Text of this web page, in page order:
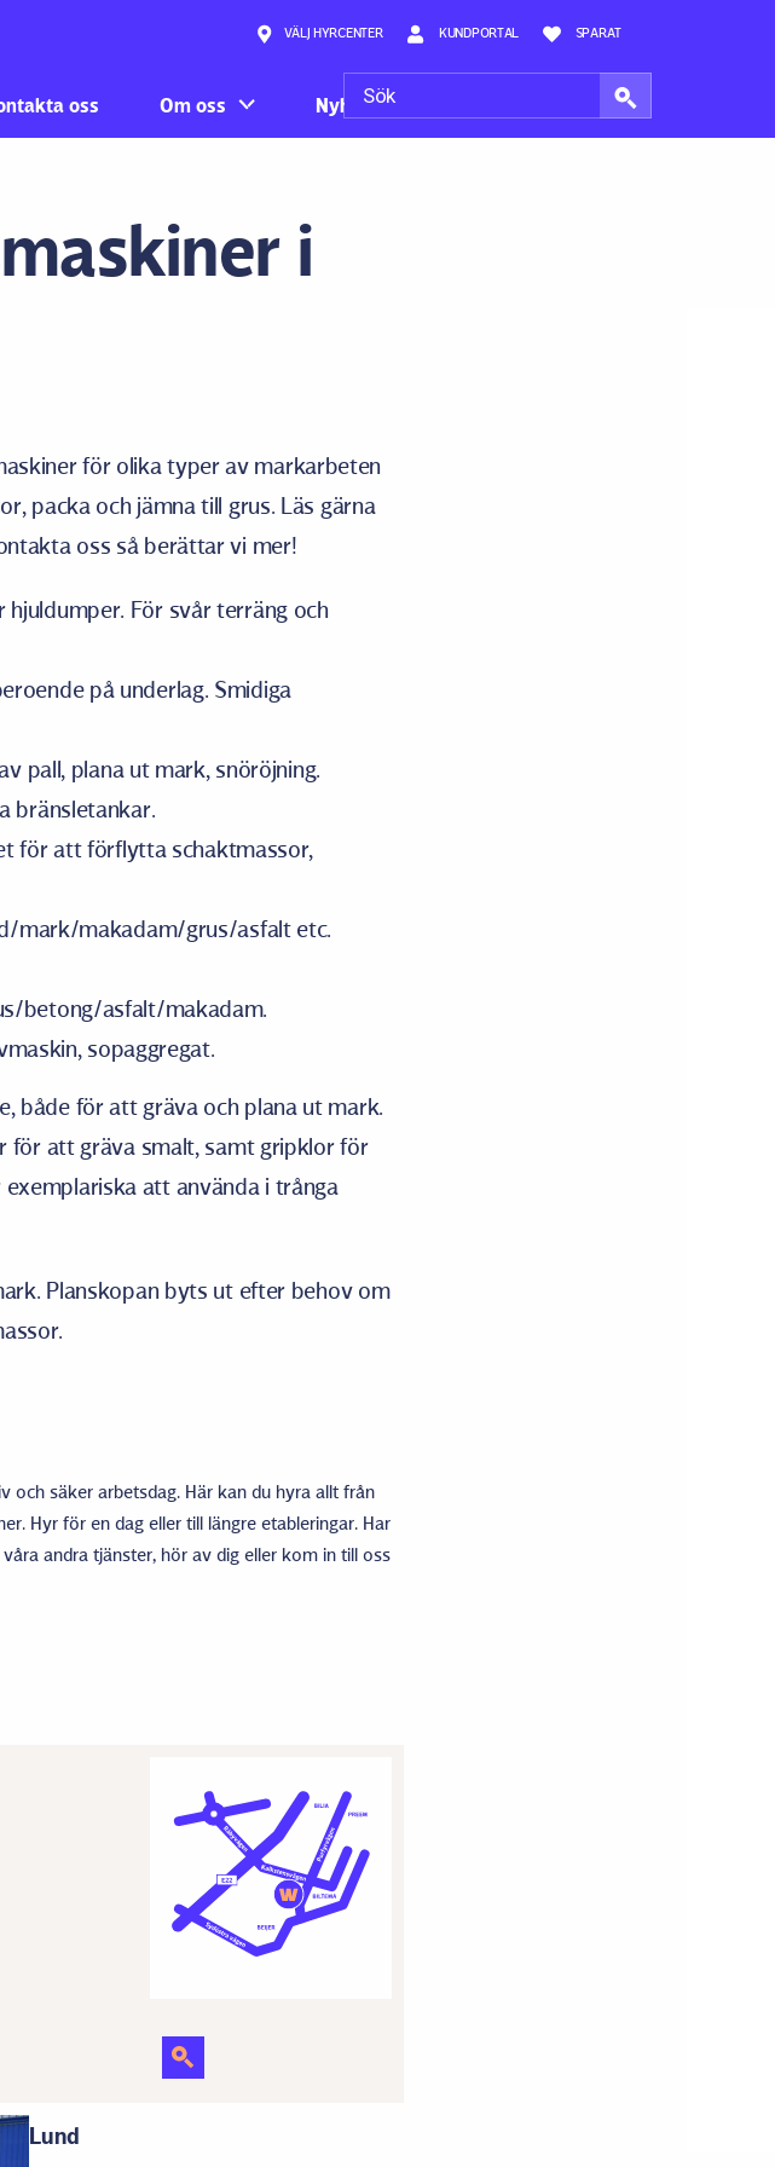
VÄLJ HYRCENTER KUNDPORTAL SPARAT
oss Om oss Nyheter
i
för olika typer av markarbeten
packa och jämna till grus. Läs gärna
oss så berättar vi mer!
För svår terräng och
på underlag. Smidiga
pall, plana ut mark, snöröjning.
bränsletankar.
för att förflytta schaktmassor,
mark/makadam/grus/asfalt etc.
betong/asfalt/makadam.
sopaggregat.
både för att gräva och plana ut mark.
att gräva smalt, samt gripklor för
att använda i trånga
Planskopan byts ut efter behov om
säker arbetsdag. Här kan du hyra allt från
Hyr för en dag eller till längre etableringar. Har
andra tjänster, hör av dig eller kom in till oss
Lund